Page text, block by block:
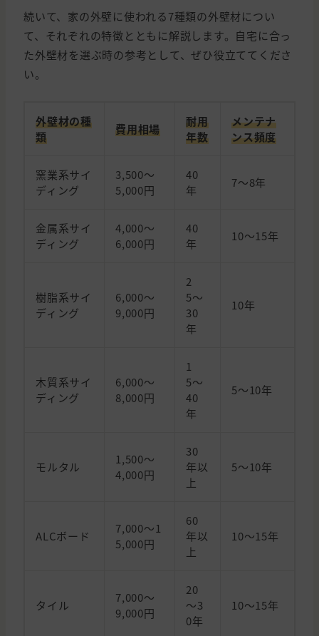
続いて、家の外壁に使われる7種類の外壁材につい
て、それぞれの特徴とともに解説します。自宅に合っ
た外壁材を選ぶ時の参考として、ぜひ役立ててくださ
い。
外壁材の種
類
費用相場
耐用
年数
メンテナ
ンス頻度
窯業系サイ
ディング
3,500～
5,000円
40
年
7〜8年
金属系サイ
ディング
4,000～
6,000円
40
年
10～15年
樹脂系サイ
ディング
6,000～
9,000円
2
5〜
30
年
10年
木質系サイ
ディング
6,000～
8,000円
1
5〜
40
年
5〜10年
モルタル
1,500～
4,000円
30
年以
上
5～10年
ALCボード
7,000～1
5,000円
60
年以
上
10～15年
タイル
7,000～
9,000円
20
～3
0年
10～15年